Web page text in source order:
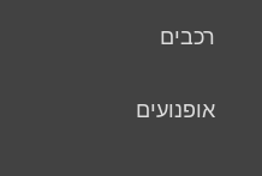
רכבים
אופנועים